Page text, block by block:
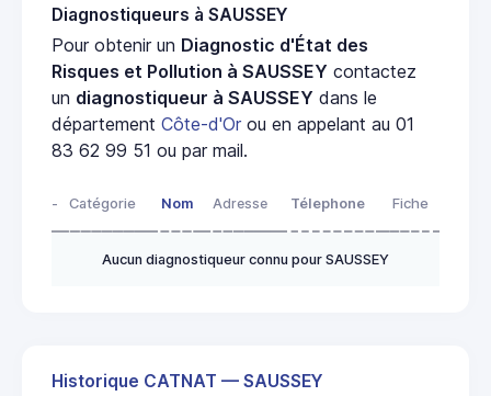
Diagnostiqueurs à SAUSSEY
Pour obtenir un Diagnostic d'État des
Risques et Pollution à SAUSSEY contactez
un diagnostiqueur à SAUSSEY dans le
département Côte-d'Or ou en appelant au 01
83 62 99 51 ou par mail.
- Catégorie Nom Adresse Télephone Fiche
Aucun diagnostiqueur connu pour SAUSSEY
Historique CATNAT — SAUSSEY